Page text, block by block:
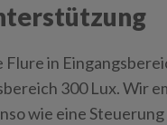
in
300 Lux. Wir
wie eine